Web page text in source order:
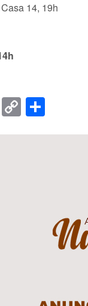
14, 19h
Email
Copy
Link